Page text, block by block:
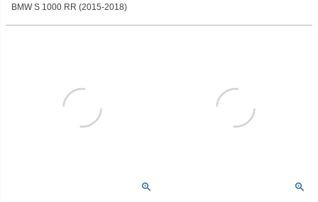
BMW S 1000 RR (2015-2018)